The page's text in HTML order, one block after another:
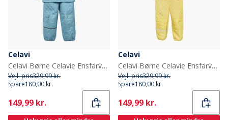
Celavi
Celavi Børne Celavie Ensfarvet Basis Termosæt Cerulean
Vejl. pris329,99 kr.
Spare180,00 kr.
Current
149,99 kr.
Celavi
Celavi Børne Celavie Ensfarvet Basis Termosæt Sundress
Vejl. pris329,99 kr.
Spare180,00 kr.
Current
149,99 kr.